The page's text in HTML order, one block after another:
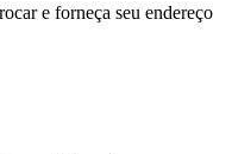
e forneça seu endereço